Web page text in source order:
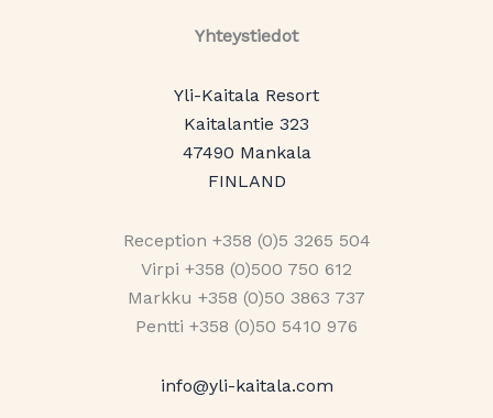
Yhteystiedot
Yli-Kaitala Resort
Kaitalantie 323
47490 Mankala
FINLAND
Reception +358 (0)5 3265 504
Virpi +358 (0)500 750 612
Markku +358 (0)50 3863 737
Pentti +358 (0)50 5410 976
info@yli-kaitala.com